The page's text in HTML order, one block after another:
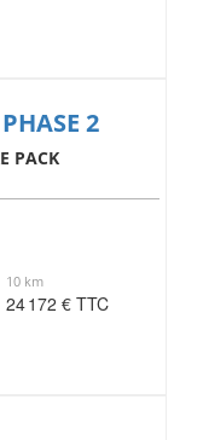
2
PACK
10 km
24 172 € TTC